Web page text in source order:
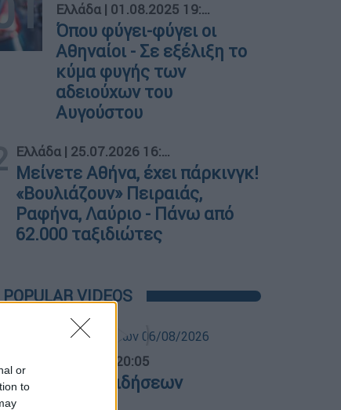
or
to
Ελλάδα | 01.08.2025 19:22
Όπου φύγει-φύγει οι
Αθηναίοι - Σε εξέλιξη το
κύμα φυγής των
αδειούχων του
Αυγούστου
Ελλάδα | 25.07.2026 16:11
Μείνετε Αθήνα, έχει πάρκινγκ!
«Βουλιάζουν» Πειραιάς,
Ραφήνα, Λαύριο - Πάνω από
62.000 ταξιδιώτες
POPULAR VIDEOS
06.08.2026 20:05
δελτίο ειδήσεων
2026